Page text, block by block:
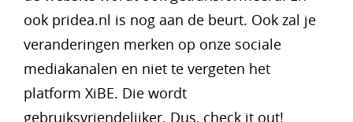
ook pridea.nl is nog aan de beurt. Ook zal je
veranderingen merken op onze sociale
mediakanalen en niet te vergeten het
platform XiBE. Die wordt
gebruiksvriendelijker. Dus, check it out!